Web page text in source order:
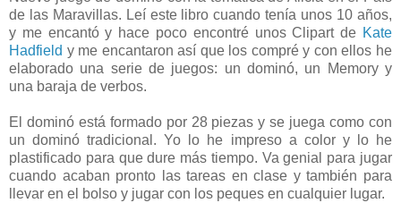
de las Maravillas. Leí este libro cuando tenía unos 10 años,
y me encantó y hace poco encontré unos Clipart de Kate
Hadfield y me encantaron así que los compré y con ellos he
elaborado una serie de juegos: un dominó, un Memory y
una baraja de verbos.
El dominó está formado por 28 piezas y se juega como con
un dominó tradicional. Yo lo he impreso a color y lo he
plastificado para que dure más tiempo. Va genial para jugar
cuando acaban pronto las tareas en clase y también para
llevar en el bolso y jugar con los peques en cualquier lugar.